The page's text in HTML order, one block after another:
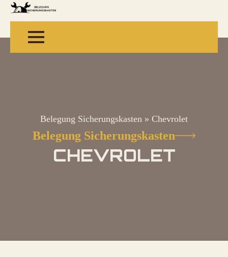
Belegung Sicherungskasten » Chevrolet
Belegung Sicherungskasten
CHEVROLET